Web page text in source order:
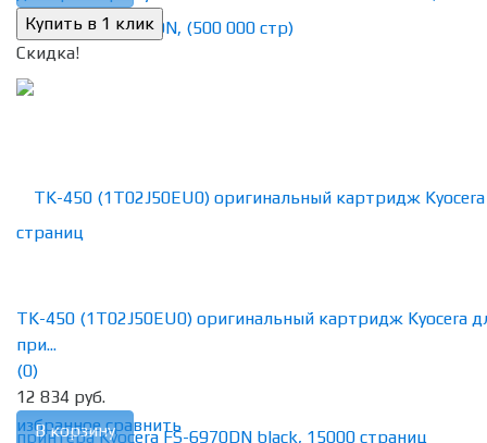
Скидка!
избранное сравнить
TK-450 (1T02J50EU0) оригинальный картридж Kyocera
при...
(0)
12 834 руб.
В корзину